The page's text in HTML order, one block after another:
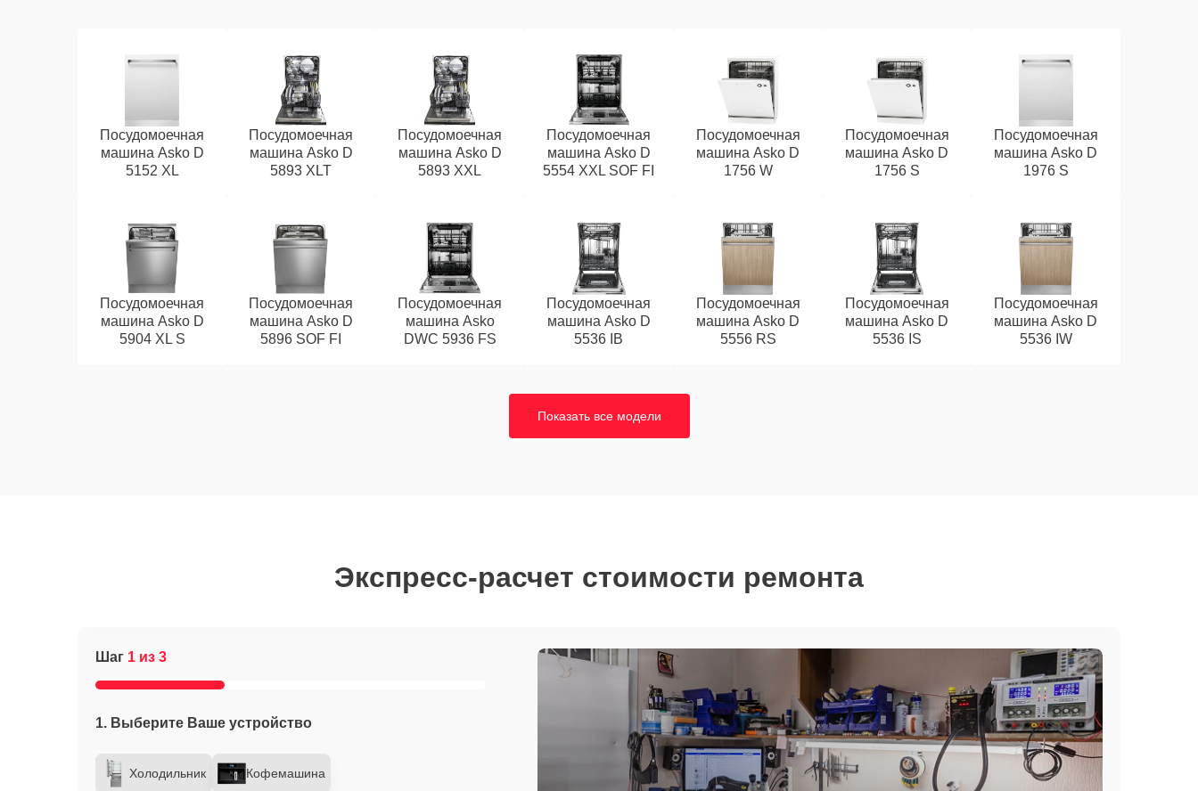
Посудомоечная
машина Asko D
5152 XL
Посудомоечная
машина Asko D
5893 XLT
Посудомоечная
машина Asko D
5893 XXL
Посудомоечная
машина Asko D
5554 XXL SOF FI
Посудомоечная
машина Asko D
1756 W
Посудомоечная
машина Asko D
1756 S
Посудомоечная
машина Asko D
1976 S
Посудомоечная
машина Asko D
5904 XL S
Посудомоечная
машина Asko D
5896 SOF FI
Посудомоечная
машина Asko
DWC 5936 FS
Посудомоечная
машина Asko D
5536 IB
Посудомоечная
машина Asko D
5556 RS
Посудомоечная
машина Asko D
5536 IS
Посудомоечная
машина Asko D
5536 IW
Показать все модели
Экспресс-расчет стоимости ремонта
Шаг 1 из 3
1. Выберите Ваше устройство
Холодильник Кофемашина